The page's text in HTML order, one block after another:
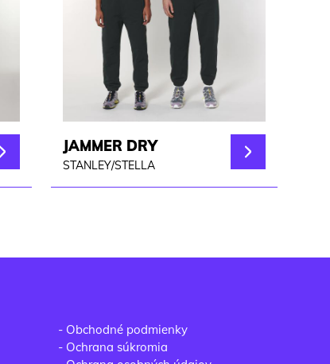
JAMMER DRY
STANLEY/STELLA
- Obchodné podmienky
- Ochrana súkromia